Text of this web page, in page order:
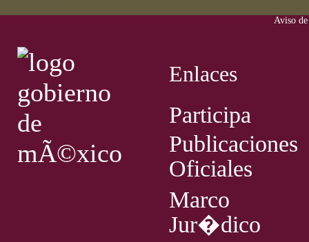
Aviso
Enlaces
Participa
Publicaciones
Oficiales
Marco
Jur�dico